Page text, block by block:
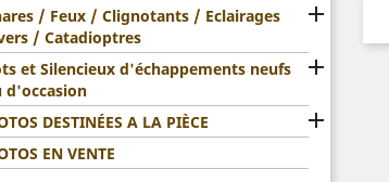
/ Feux / Clignotants / Eclairages
/ Catadioptres

et Silencieux d'échappements neufs
d'occasion

DESTINÉES A LA PIÈCE 
EN VENTE